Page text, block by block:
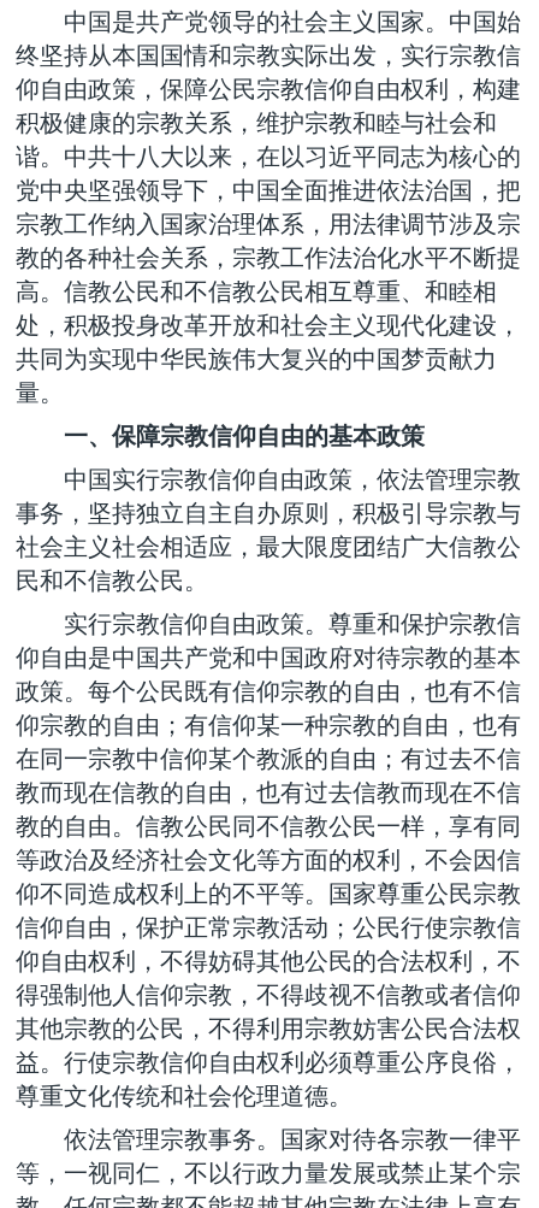
中国是共产党领导的社会主义国家。中国始
终坚持从本国国情和宗教实际出发，实行宗教信
仰自由政策，保障公民宗教信仰自由权利，构建
积极健康的宗教关系，维护宗教和睦与社会和
谐。中共十八大以来，在以习近平同志为核心的
党中央坚强领导下，中国全面推进依法治国，把
宗教工作纳入国家治理体系，用法律调节涉及宗
教的各种社会关系，宗教工作法治化水平不断提
高。信教公民和不信教公民相互尊重、和睦相
处，积极投身改革开放和社会主义现代化建设，
共同为实现中华民族伟大复兴的中国梦贡献力
量。
一、保障宗教信仰自由的基本政策
中国实行宗教信仰自由政策，依法管理宗教
事务，坚持独立自主自办原则，积极引导宗教与
社会主义社会相适应，最大限度团结广大信教公
民和不信教公民。
实行宗教信仰自由政策。尊重和保护宗教信
仰自由是中国共产党和中国政府对待宗教的基本
政策。每个公民既有信仰宗教的自由，也有不信
仰宗教的自由；有信仰某一种宗教的自由，也有
在同一宗教中信仰某个教派的自由；有过去不信
教而现在信教的自由，也有过去信教而现在不信
教的自由。信教公民同不信教公民一样，享有同
等政治及经济社会文化等方面的权利，不会因信
仰不同造成权利上的不平等。国家尊重公民宗教
信仰自由，保护正常宗教活动；公民行使宗教信
仰自由权利，不得妨碍其他公民的合法权利，不
得强制他人信仰宗教，不得歧视不信教或者信仰
其他宗教的公民，不得利用宗教妨害公民合法权
益。行使宗教信仰自由权利必须尊重公序良俗，
尊重文化传统和社会伦理道德。
依法管理宗教事务。国家对待各宗教一律平
等，一视同仁，不以行政力量发展或禁止某个宗